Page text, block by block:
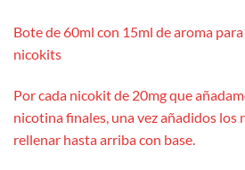
Bote de 60ml con 15ml de aroma
nicokits
Por cada nicokit de 20mg que
nicotina finales, una vez añadidos los
rellenar hasta arriba con base.